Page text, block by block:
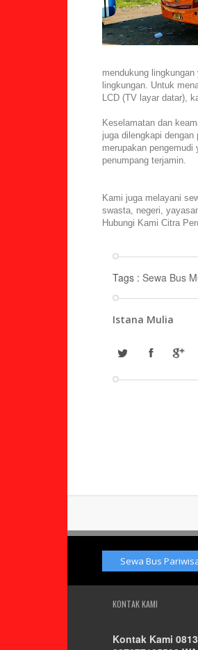
mendukung
lingkungan. Untuk
LCD (TV layar datar),
Keselamatan dan
juga dilengkapi
merupakan
penumpang terjamin.
Kami juga melayani
swasta, negeri,
Hubungi Kami Citra
Tags : Sewa Bus
Istana Mulia
Sewa Bus
KONTAK KAMI
Kontak Kami